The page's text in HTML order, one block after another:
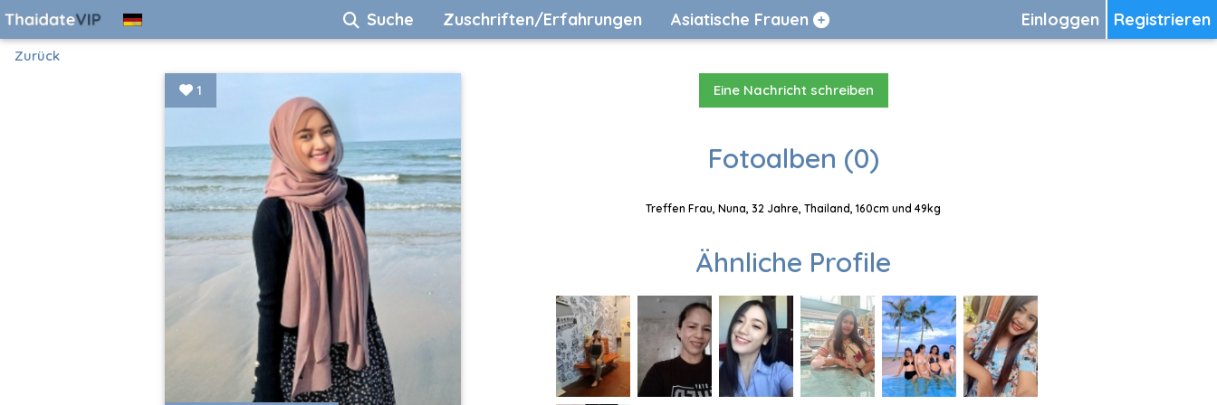
Registrieren
Einloggen
Suche Zuschriften/Erfahrungen Asiatische Frauen
Zurück
1
Eine Nachricht schreiben
Fotoalben (0)
Treffen Frau, Nuna, 32 Jahre, Thailand, 160cm und 49kg
Ähnliche Profile